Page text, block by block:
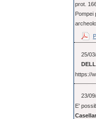
prot.
Pompei
25/
https://
23/
E'